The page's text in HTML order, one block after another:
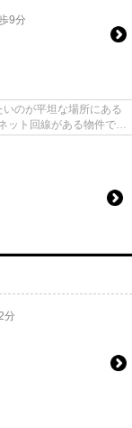
9分
のが平坦な場所にある
ット回線がある物件で
分